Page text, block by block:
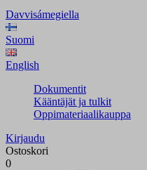
Davvisámegiella
Suomi
English
Dokumentit
Kääntäjät ja tulkit
Oppimateriaalikauppa
Kirjaudu
Ostoskori
0